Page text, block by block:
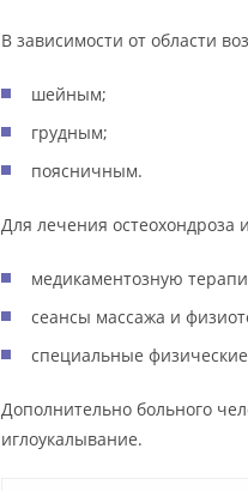
В зависимости от области
шейным;
грудным;
поясничным.
Для лечения остеохондроза
медикаментозную
сеансы массажа и
специальные
Дополнительно больного
иглоукалывание.